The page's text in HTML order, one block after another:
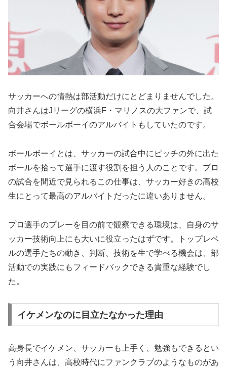
サッカーへの情熱は部活動だけにとどまりませんでした。
向井さんはJリーグの横浜F・マリノスの大ファンで、試
合会場でボールボーイのアルバイトもしていたのです。
ボールボーイとは、サッカーの試合中にピッチの外に出た
ボールを拾って選手に渡す役割を担う人のことです。プロ
の試合を間近で見られるこの仕事は、サッカー好きの高校
生にとって最高のアルバイトだったに違いありません。
プロ選手のプレーを目の前で観察できる環境は、自身のサ
ッカー技術向上にも大いに役立ったはずです。トップレベ
ルの選手たちの動き、判断、技術を生で学べる機会は、部
活動での実践にもフィードバックできる貴重な経験でし
た。
イケメンなのに目立たなかった理由
高身長でイケメン、サッカーも上手く、勉強もできるとい
う向井さんは、高校時代にファンクラブのようなものがあ